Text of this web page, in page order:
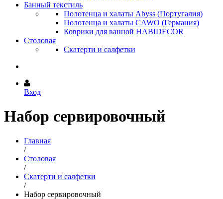
Банный текстиль
Полотенца и халаты Abyss (Португалия)
Полотенца и халаты CAWO (Германия)
Коврики для ванной HABIDECOR
Столовая
Скатерти и салфетки
Вход
Набор сервировочный
Главная
/
Столовая
/
Скатерти и салфетки
/
Набор сервировочный